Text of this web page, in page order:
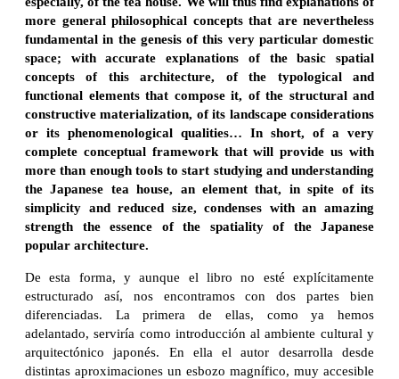
more general philosophical concepts that are nevertheless
fundamental in the genesis of this very particular domestic
space; with accurate explanations of the basic spatial
concepts of this architecture, of the typological and
functional elements that compose it, of the structural and
constructive materialization, of its landscape considerations
or its phenomenological qualities… In short, of a very
complete conceptual framework that will provide us with
more than enough tools to start studying and understanding
the Japanese tea house, an element that, in spite of its
simplicity and reduced size, condenses with an amazing
strength the essence of the spatiality of the Japanese
popular architecture.
De esta forma, y aunque el libro no esté explícitamente
estructurado así, nos encontramos con dos partes bien
diferenciadas. La primera de ellas, como ya hemos
adelantado, serviría como introducción al ambiente cultural y
arquitectónico japonés. En ella el autor desarrolla desde
distintas aproximaciones un esbozo magnífico, muy accesible